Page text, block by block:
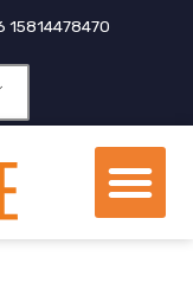
15814478470